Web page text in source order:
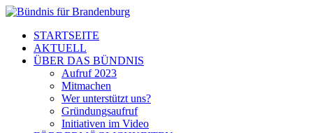
STARTSEITE
AKTUELL
ÜBER DAS BÜNDNIS
Aufruf 2023
Mitmachen
Wer unterstützt uns?
Gründungsaufruf
Initiativen im Video